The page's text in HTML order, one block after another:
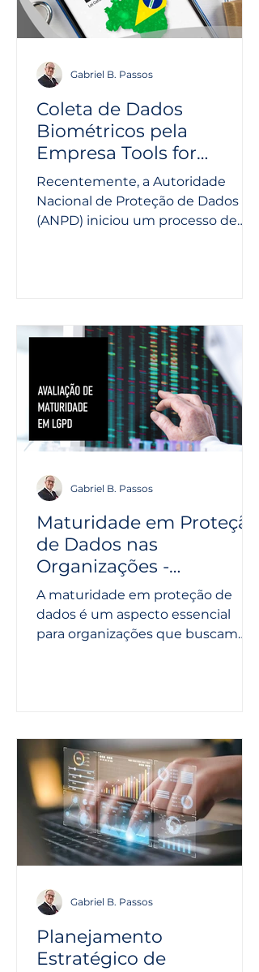
Coleta de Dados
Biométricos pela
Empresa Tools for
Humanity: Implicações e
Fiscalização -ANPD
Recentemente, a Autoridade
Nacional de Proteção de Dados
(ANPD) iniciou um processo de
Gabriel B. Passos
Maturidade em Proteção
de Dados nas
Organizações -
Framework para
Calcular a Maturidade
em LGPD
A maturidade em proteção de
dados é um aspecto essencial
para organizações que buscam
Gabriel B. Passos
Planejamento
Estratégico de
Gabriel B. Passos